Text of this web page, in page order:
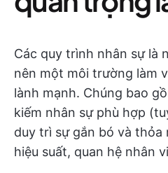
Các quy trình nhân sự là
nên một môi trường làm
lành mạnh. Chúng bao
kiếm nhân sự phù hợp
duy trì sự gắn bó và thỏa
hiệu suất, quan hệ nhân